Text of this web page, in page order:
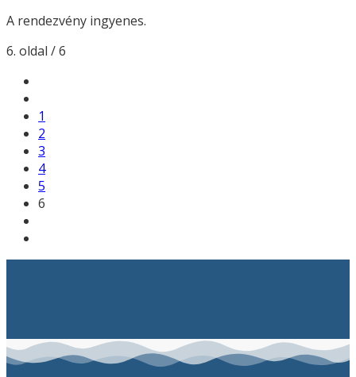
A rendezvény ingyenes.
6. oldal / 6
1
2
3
4
5
6